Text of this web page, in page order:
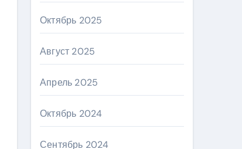
Октябрь 2025
Август 2025
Апрель 2025
Октябрь 2024
Сентябрь 2024